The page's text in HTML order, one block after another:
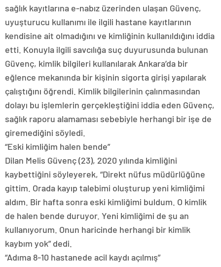
sağlık kayıtlarına e-nabız üzerinden ulaşan Güvenç,
uyuşturucu kullanımı ile ilgili hastane kayıtlarının
kendisine ait olmadığını ve kimliğinin kullanıldığını iddia
etti. Konuyla ilgili savcılığa suç duyurusunda bulunan
Güvenç, kimlik bilgileri kullanılarak Ankara’da bir
eğlence mekanında bir kişinin sigorta girişi yapılarak
çalıştığını öğrendi. Kimlik bilgilerinin çalınmasından
dolayı bu işlemlerin gerçekleştiğini iddia eden Güvenç,
sağlık raporu alamaması sebebiyle herhangi bir işe de
giremediğini söyledi.
“Eski kimliğim halen bende”
Dilan Melis Güvenç (23), 2020 yılında kimliğini
kaybettiğini söyleyerek, “Direkt nüfus müdürlüğüne
gittim. Orada kayıp talebimi oluşturup yeni kimliğimi
aldım. Bir hafta sonra eski kimliğimi buldum. O kimlik
de halen bende duruyor. Yeni kimliğimi de şu an
kullanıyorum. Onun haricinde herhangi bir kimlik
kaybım yok” dedi.
“Adıma 8-10 hastanede acil kaydı açılmış”